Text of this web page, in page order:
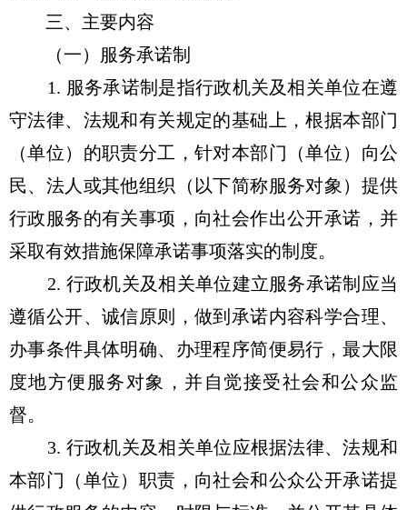
三、主要内容
（一）服务承诺制
1. 服务承诺制是指行政机关及相关单位在遵
守法律、法规和有关规定的基础上，根据本部门
（单位）的职责分工，针对本部门（单位）向公
民、法人或其他组织（以下简称服务对象）提供
行政服务的有关事项，向社会作出公开承诺，并
采取有效措施保障承诺事项落实的制度。
2. 行政机关及相关单位建立服务承诺制应当
遵循公开、诚信原则，做到承诺内容科学合理、
办事条件具体明确、办理程序简便易行，最大限
度地方便服务对象，并自觉接受社会和公众监
督。
3. 行政机关及相关单位应根据法律、法规和
本部门（单位）职责，向社会和公众公开承诺提